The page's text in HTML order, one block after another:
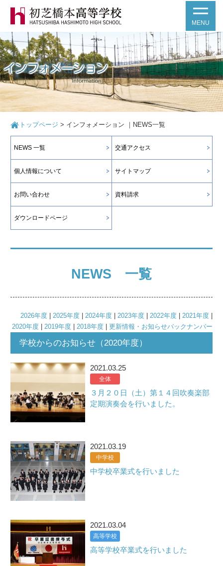
MENU
トップページ > インフォメーション ｜NEWS一覧
NEWS 一覧 交通アクセス
個人情報について サイトマップ
お問い合わせ 資料請求
ダウンロードページ
NEWS 一覧
2026年度| 2025年度| 2024年度| 2023年度| 2022年度| 2021年度|
2020年度| 2019年度| 2018年度| 更新情報・お知らせバックナンバー
学校からのお知らせ（2020年度）
2021.03.25
全体
３月２０日（土）第１４回吹奏楽部
定期演奏会を行いました。
2021.03.19
中学校
中学校卒業式を行いました
2021.03.04
高等学校
高等学校卒業式を行いました